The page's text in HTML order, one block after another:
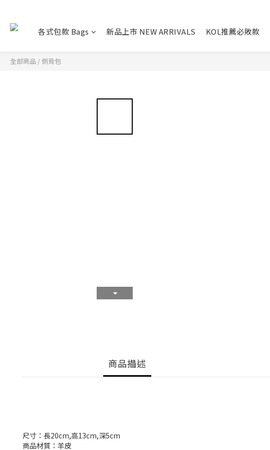
各式包款 Bags 新品上市 NEW ARRIVALS KOL推薦必敗款
全部商品 /側背包
商品描述
尺寸：長20cm,高13cm,深5cm
商品材質：羊皮